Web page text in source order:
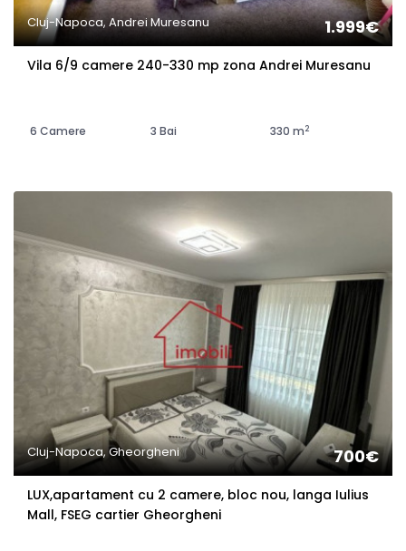
Cluj-Napoca, Andrei Muresanu 1.999€
Vila 6/9 camere 240-330 mp zona Andrei Muresanu
6 Camere 3 Bai 330 m2
Cluj-Napoca, Gheorgheni 700€
LUX,apartament cu 2 camere, bloc nou, langa Iulius
Mall, FSEG cartier Gheorgheni